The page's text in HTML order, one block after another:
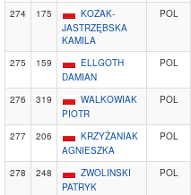
274 175
KOZAK-
JASTRZĘBSKA
KAMILA
POL
275 159
ELLGOTH
DAMIAN
POL
276 319
WALKOWIAK
PIOTR
POL
277 206
KRZYŻANIAK
AGNIESZKA
POL
278 248
ZWOLINSKI
PATRYK
POL